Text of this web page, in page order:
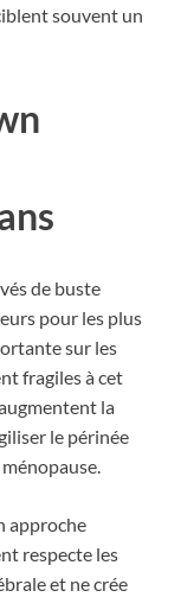
souvent un
de buste
pour les plus
sur les
fragiles à cet
la
le périnée
approche
respecte les
et ne crée